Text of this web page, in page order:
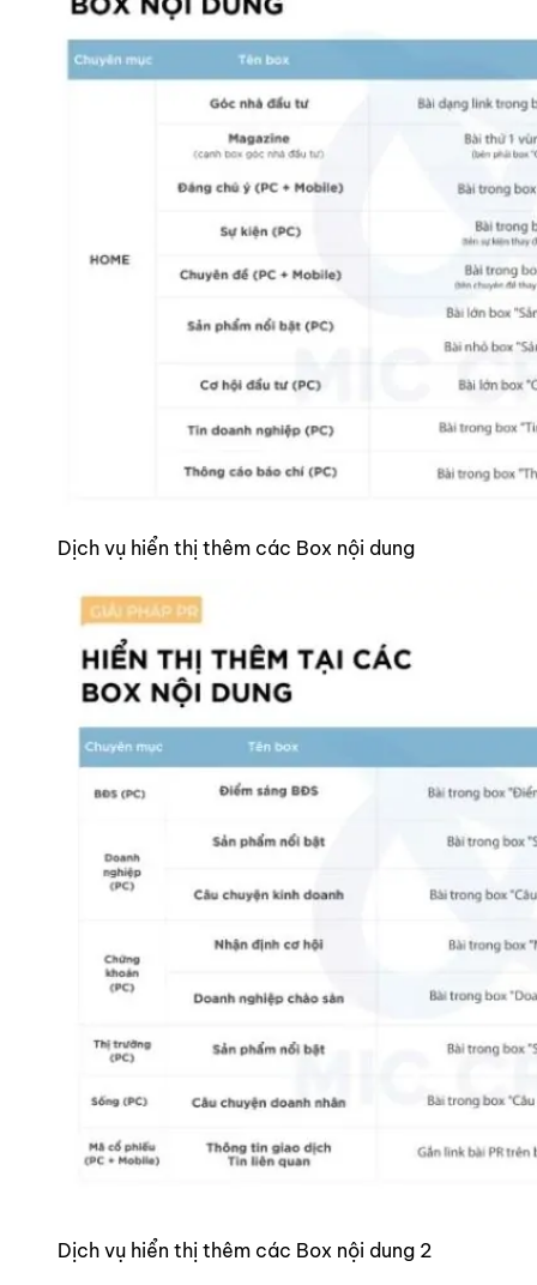
Dịch vụ hiển thị thêm các Box nội dung
Dịch vụ hiển thị thêm các Box nội dung 2